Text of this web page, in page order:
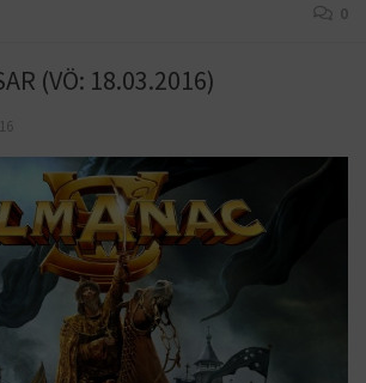
0
(VÖ: 18.03.2016)